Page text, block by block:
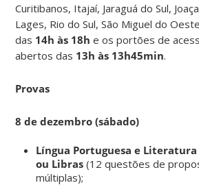
Curitibanos, Itajaí, Jaraguá do Sul,
Lages, Rio do Sul, São Miguel do
das 14h às 18he os portões de
abertos das 13h às 13h45min.
Provas
8 de dezembro (sábado)
Língua Portuguesa e
ou Libras (12 questões de
múltiplas);